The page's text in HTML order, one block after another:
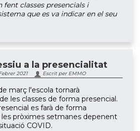
fent classes presencials i
que es va indicar en el seu
a la presencialitat
2021 Escrit per EMMO
març l'escola tornarà
les classes de forma presencial.
es farà de forma
pròximes setmanes depenent
COVID.